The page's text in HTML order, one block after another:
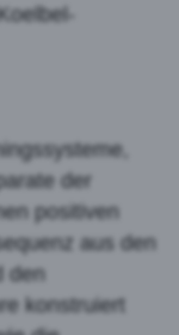
der
positiven
aus den
den
konstruiert